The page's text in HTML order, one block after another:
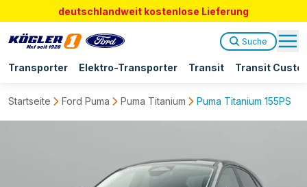
deutschlandweit kostenlose Lieferung
Transporter Elektro-Transporter Transit Transit
Suche
Startseite Ford Puma Puma Titanium Puma Titanium 155PS